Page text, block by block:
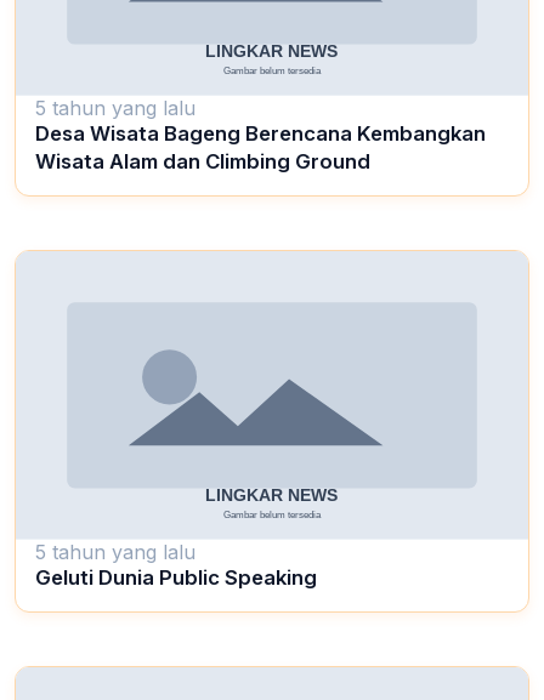
5 tahun yang lalu
Desa Wisata Bageng Berencana Kembangkan
Wisata Alam dan Climbing Ground
5 tahun yang lalu
Geluti Dunia Public Speaking